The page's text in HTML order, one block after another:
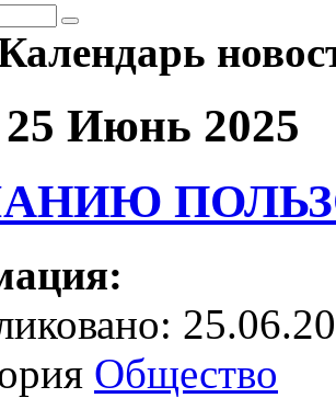
Июнь 2025
Общество